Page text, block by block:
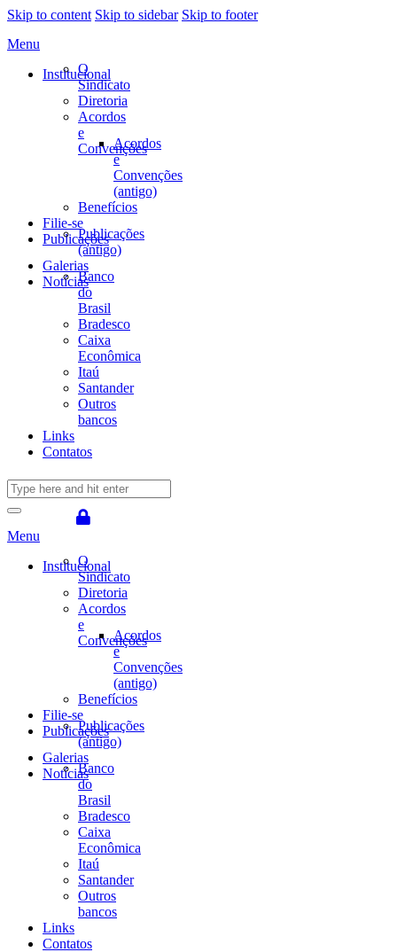
Skip to content Skip to sidebar Skip to footer
Menu
Institucional
O
Sindicato
Diretoria
Acordos
e
Convenções
Acordos
e
Convenções
(antigo)
Benefícios
Filie-se
PublicaçõesPublicações
(antigo)
Galerias
NotíciasBanco
do
Brasil
Bradesco
Caixa
Econômica
Itaú
Santander
Outros
bancos
Links
Contatos
Menu
Institucional
O
Sindicato
Diretoria
Acordos
e
Convenções
Acordos
e
Convenções
(antigo)
Benefícios
Filie-se
PublicaçõesPublicações
(antigo)
Galerias
NotíciasBanco
do
Brasil
Bradesco
Caixa
Econômica
Itaú
Santander
Outros
bancos
Links
Contatos